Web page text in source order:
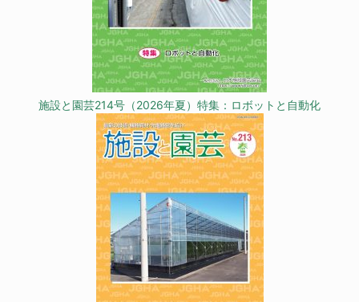
施設と園芸214号（2026年夏）特集：ロボットと自動化